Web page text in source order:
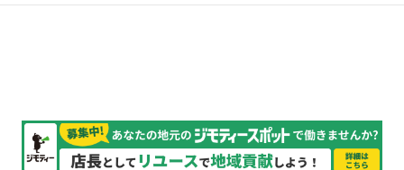
す♪ 週2日からの自由シフト☆ 直行直帰OK！早上がりでも日給保証あ